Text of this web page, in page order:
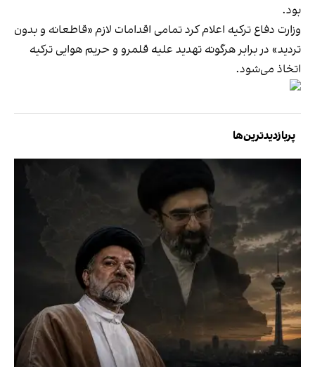
بود.
وزارت دفاع ترکیه اعلام کرد تمامی اقدامات لازم «قاطعانه و بدون
تردید» در برابر هرگونه تهدید علیه قلمرو و حریم هوایی ترکیه
اتخاذ می‌شود.
پربازدیدترین‌ها